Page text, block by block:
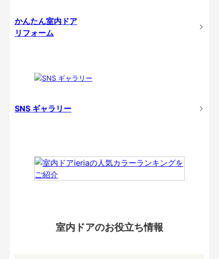
かんたん室内ドア
リフォーム
SNS ギャラリー
室内ドアのお役立ち情報